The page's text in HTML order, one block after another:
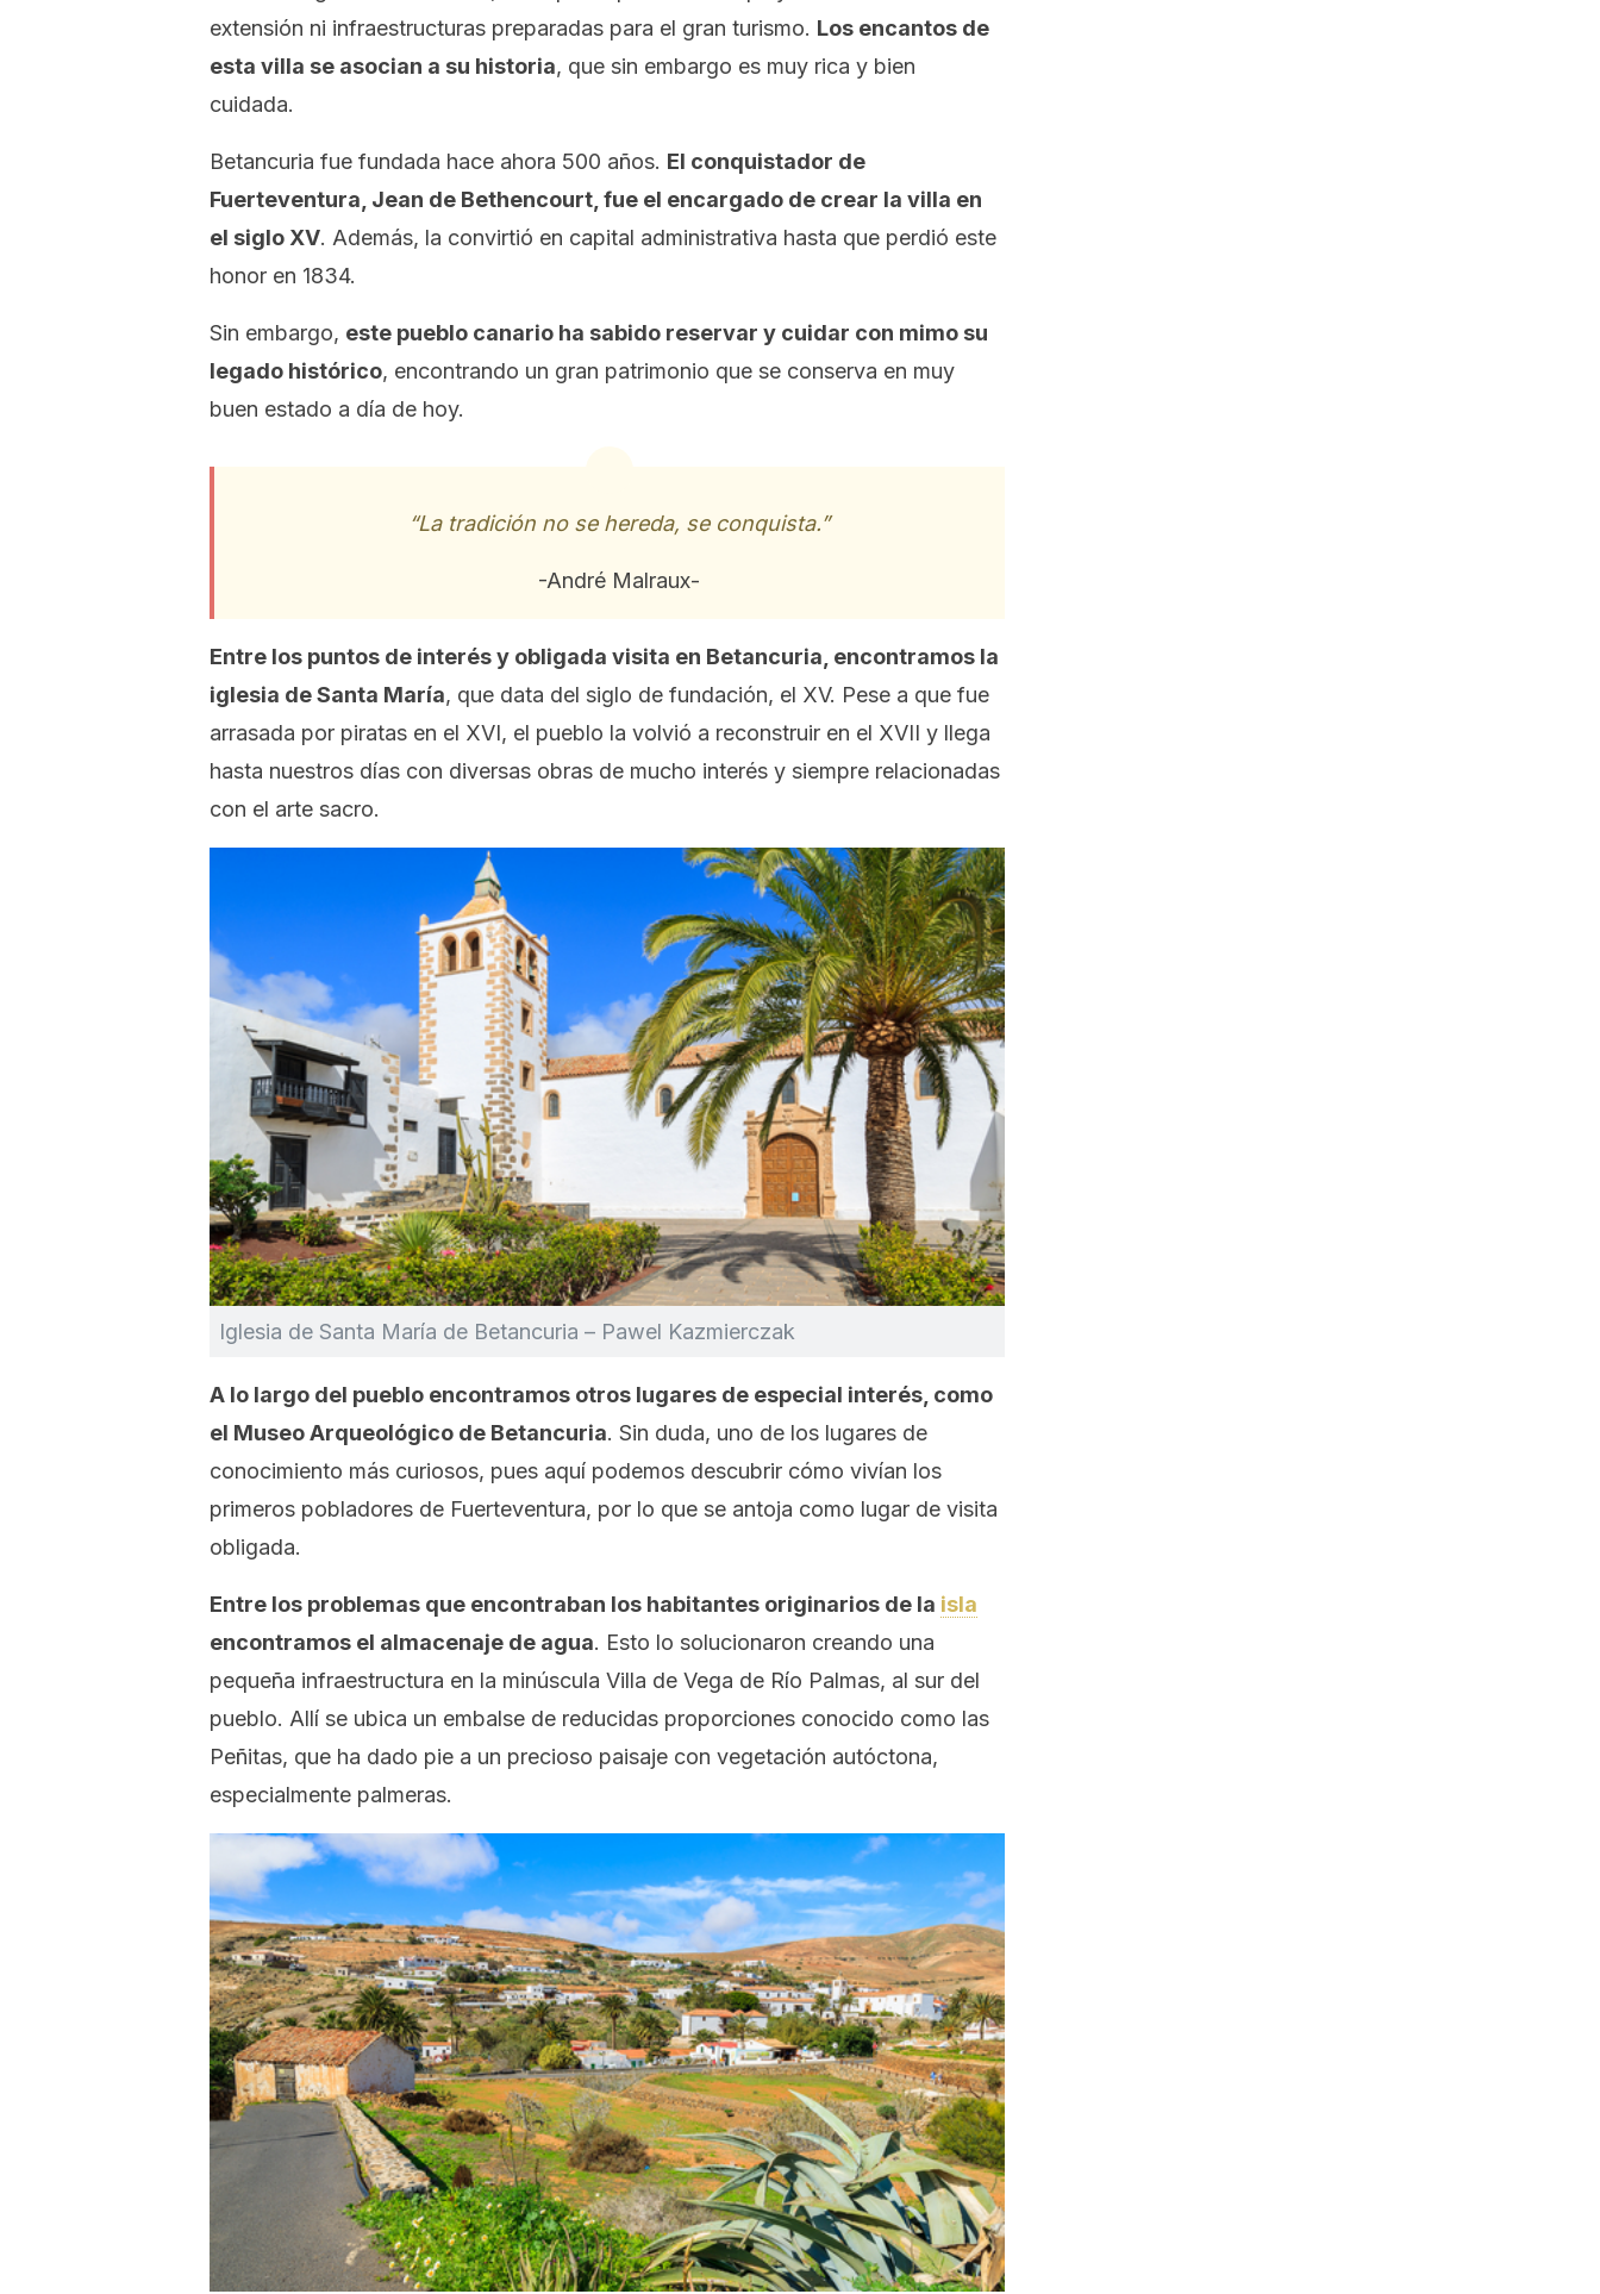
extensión ni infraestructuras preparadas para el gran turismo. Los encantos de
esta villa se asocian a su historia, que sin embargo es muy rica y bien
cuidada.
Betancuria fue fundada hace ahora 500 años. El conquistador de
Fuerteventura, Jean de Bethencourt, fue el encargado de crear la villa en
el siglo XV. Además, la convirtió en capital administrativa hasta que perdió este
honor en 1834.
Sin embargo, este pueblo canario ha sabido reservar y cuidar con mimo su
legado histórico, encontrando un gran patrimonio que se conserva en muy
buen estado a día de hoy.
“La tradición no se hereda, se conquista.”
-André Malraux-
Entre los puntos de interés y obligada visita en Betancuria, encontramos la
iglesia de Santa María, que data del siglo de fundación, el XV. Pese a que fue
arrasada por piratas en el XVI, el pueblo la volvió a reconstruir en el XVII y llega
hasta nuestros días con diversas obras de mucho interés y siempre relacionadas
con el arte sacro.
Iglesia de Santa María de Betancuria – Pawel Kazmierczak
A lo largo del pueblo encontramos otros lugares de especial interés, como
el Museo Arqueológico de Betancuria. Sin duda, uno de los lugares de
conocimiento más curiosos, pues aquí podemos descubrir cómo vivían los
primeros pobladores de Fuerteventura, por lo que se antoja como lugar de visita
obligada.
Entre los problemas que encontraban los habitantes originarios de la isla
encontramos el almacenaje de agua. Esto lo solucionaron creando una
pequeña infraestructura en la minúscula Villa de Vega de Río Palmas, al sur del
pueblo. Allí se ubica un embalse de reducidas proporciones conocido como las
Peñitas, que ha dado pie a un precioso paisaje con vegetación autóctona,
especialmente palmeras.